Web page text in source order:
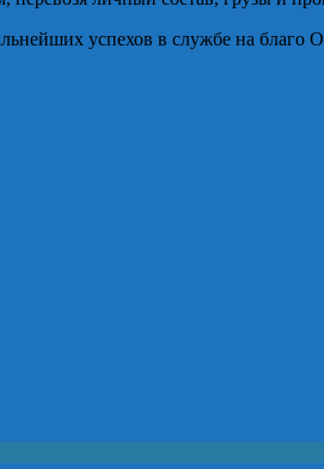
успехов в службе на благо